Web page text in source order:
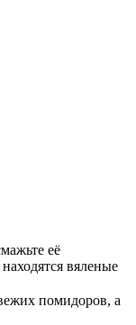
её
вяленые
помидоров, а